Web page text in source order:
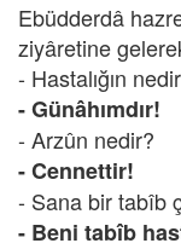
Ebüdderdâ
ziyâretine
- Hastalığın
- Günâhımdır!
- Arzûn nedir?
- Cennettir!
- Sana bir tabîb
- Beni tabîb